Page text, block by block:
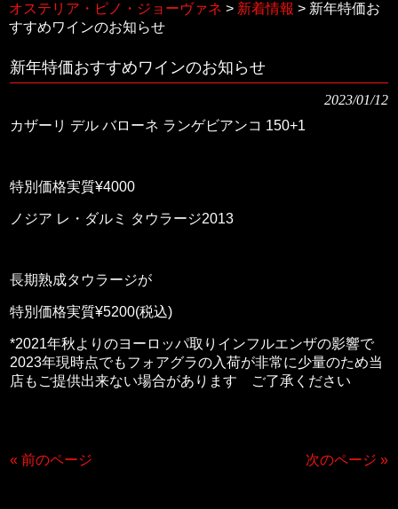
オステリア・ピノ・ジョーヴァネ > 新着情報 > 新年特価お
すすめワインのお知らせ
新年特価おすすめワインのお知らせ
2023/01/12
カザーリ デル バローネ ランゲビアンコ 150+1
特別価格実質¥4000
ノジア レ・ダルミ タウラージ2013
長期熟成タウラージが
特別価格実質¥5200(税込)
*2021年秋よりのヨーロッパ取りインフルエンザの影響で
2023年現時点でもフォアグラの入荷が非常に少量のため当
店もご提供出来ない場合があります ご了承ください
« 前のページ 次のページ »